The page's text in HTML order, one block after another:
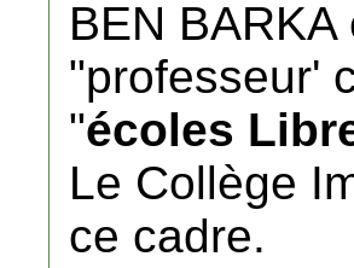
BEN
"professeur'
"écoles
Le Collège
ce cadre.